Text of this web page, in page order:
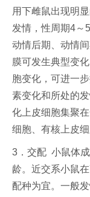
用下雌鼠出现明
发情，性周期4～
动情后期、动情
膜可发生典型变
胞变化，可进一
素变化和所处的
化上皮细胞集聚
细胞、有核上皮
3．交配 小鼠体
龄。近交系小鼠
配种为宜。一般